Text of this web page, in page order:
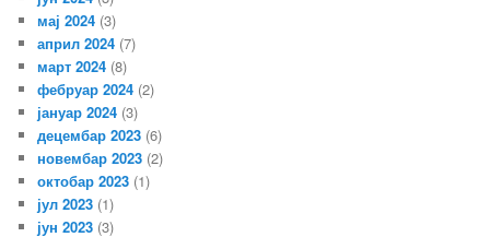
мај 2024 (3)
април 2024 (7)
март 2024 (8)
фебруар 2024 (2)
јануар 2024 (3)
децембар 2023 (6)
новембар 2023 (2)
октобар 2023 (1)
јул 2023 (1)
јун 2023 (3)